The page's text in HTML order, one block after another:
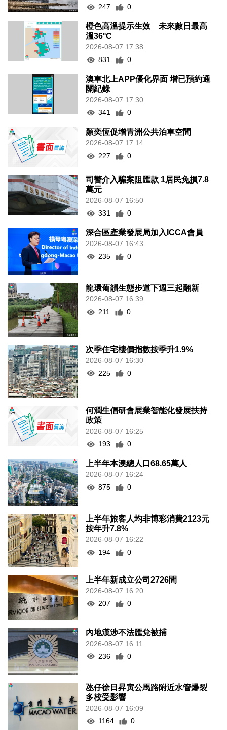
247 0
橙色高溫提示生效 未來數日最高
溫36°C
2026-08-07 17:38
831
0
澳車北上APP優化界面 增已預約通
關紀錄
2026-08-07 17:30
341
0
顏奕恆促增青洲公共泊車空間
2026-08-07 17:14
227
0
司警介入騙案阻匯款 1居民免損7.8
萬元
2026-08-07 16:50
331
0
深合區產業發展局加入ICCA會員
2026-08-07 16:43
235
0
龍環葡韻生態步道下週三起翻新
2026-08-07 16:39
211
0
次季住宅樓價指數按季升1.9%
2026-08-07 16:30
225
0
何潤生倡研會展業智能化發展扶持
政策
2026-08-07 16:25
193
0
上半年本澳總人口68.65萬人
2026-08-07 16:24
875
0
上半年旅客人均非博彩消費2123元
按年升7.8%
2026-08-07 16:22
194
0
上半年新成立公司2726間
2026-08-07 16:20
207
0
內地漢涉不法匯兌被捕
2026-08-07 16:11
236
0
氹仔徐日昇寅公馬路附近水管爆裂
多校受影響
2026-08-07 16:09
1164
0